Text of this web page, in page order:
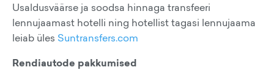
Usaldusväärse ja soodsa hinnaga transfeeri
lennujaamast hotelli ning hotellist tagasi lennujaama
leiab üles Suntransfers.com
Rendiautode pakkumised